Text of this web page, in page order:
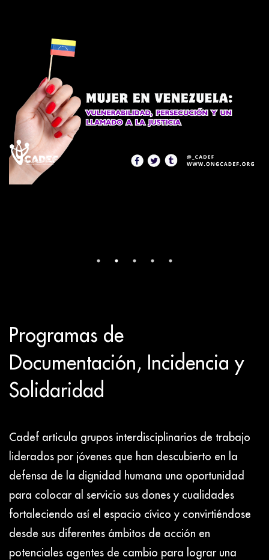
Programas de
Documentación, Incidencia y
Solidaridad
Cadef articula grupos interdisciplinarios de trabajo
liderados por jóvenes que han descubierto en la
defensa de la dignidad humana una oportunidad
para colocar al servicio sus dones y cualidades
fortaleciendo así el espacio cívico y convirtiéndose
desde sus diferentes ámbitos de acción en
potenciales agentes de cambio para lograr una